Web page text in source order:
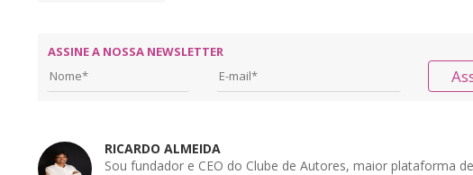
ASSINE A NOSSA NEWSLETTER
RICARDO ALMEIDA
Sou fundador e CEO do Clube de Autores, maior plataforma de